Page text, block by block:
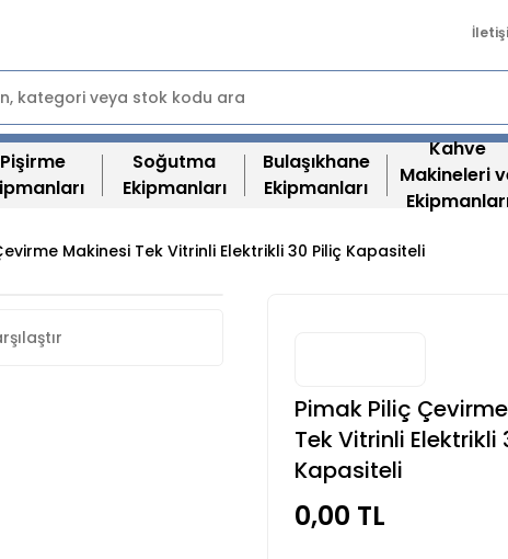
Pişirme
Soğutma
Ekipmanları
Bulaşıkhane
Ekipmanları
Kahve
Makineleri
Makinesi Tek Vitrinli Elektrikli 30 Piliç Kapasiteli
Pimak Piliç
Tek Vitrinli Elektrikli
Kapasiteli
0,00 TL